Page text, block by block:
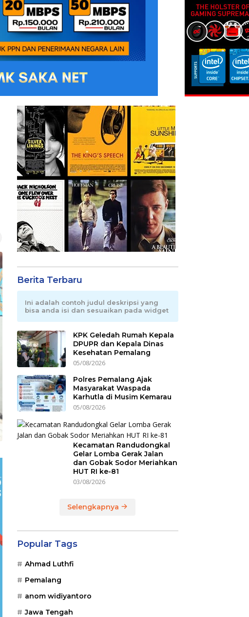
Berita Terbaru
Ini adalah contoh judul deskripsi yang
bisa anda isi dan sesuaikan pada widget
KPK Geledah Rumah Kepala
DPUPR dan Kepala Dinas
Kesehatan Pemalang
05/08/2026
Polres Pemalang Ajak
Masyarakat Waspada
Karhutla di Musim Kemarau
05/08/2026
Kecamatan Randudongkal
Gelar Lomba Gerak Jalan
dan Gobak Sodor Meriahkan
HUT RI ke-81
03/08/2026
Selengkapnya
Popular Tags
Ahmad Luthfi
Pemalang
anom widiyantoro
Jawa Tengah